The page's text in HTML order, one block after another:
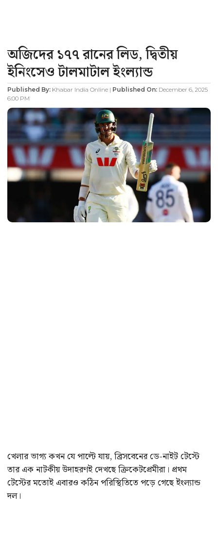
অজিদের ১৭৭ রানের লিড, দ্বিতীয়
ইনিংসেও টালমাটাল ইংল্যান্ড
Published By: Khabar India Online | Published On: December 6, 2025
6:00 PM
খেলার ভাগ্য কখন যে পাল্টে যায়, ব্রিসবেনের ডে-নাইট টেস্টে
তার এক নাটকীয় উদাহরণই দেখছে ক্রিকেটপ্রেমীরা। প্রথম
টেস্টের মতোই এবারও কঠিন পরিস্থিতিতে পড়ে গেছে ইংল্যান্ড
দল।